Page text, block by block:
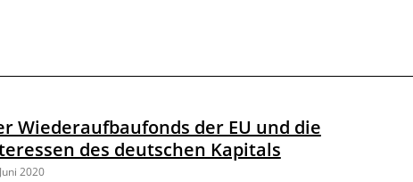
Wiederaufbaufonds der EU und die
des deutschen Kapitals
2020